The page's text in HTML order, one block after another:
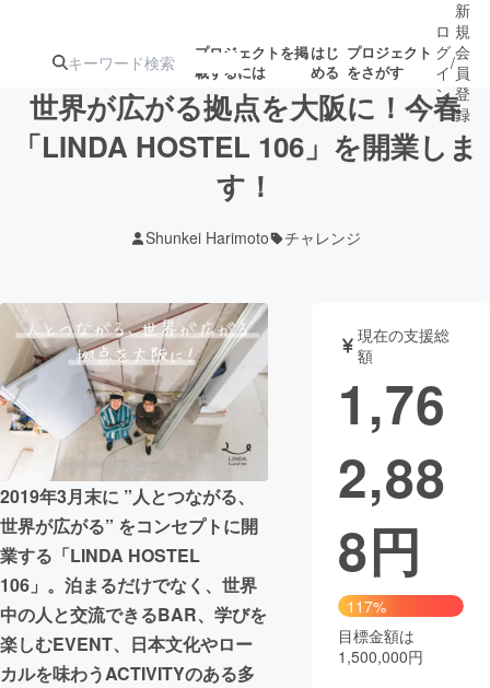
プロジェクトを掲
載するには
はじ
める
プロジェクト
をさがす
注目の新着プロ
テクノロジー・ガジェット
映像・映画 書籍・雑誌
チャレンジ
まちづくり・地域活性化
CAMPFIRE for Social Good
CAMPFIRE Creation
CAMPFIREふるさと納税
machi-ya コミュニティ
ロ
グ
イ
ン
/
新
規
会
員
登
録
世界が広がる拠点を大阪に！今春
「LINDA HOSTEL 106」を開業しま
す！
Shunkei Harimoto チャレンジ
2019年3月末に ”人とつながる、
世界が広がる” をコンセプトに開
業する「LINDA HOSTEL
106」。泊まるだけでなく、世界
中の人と交流できるBAR、学びを
楽しむEVENT、日本文化やロー
カルを味わうACTIVITYのある多
現在の支援総
額
1,76
2,88
8円
117%
目標金額は
1,500,000円